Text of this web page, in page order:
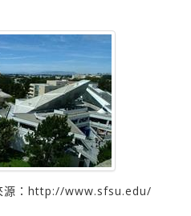
源：http://www.sfsu.edu/